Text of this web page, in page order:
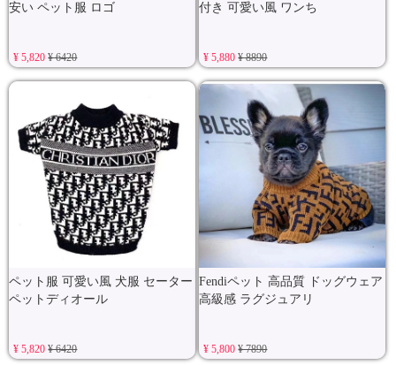
安い ペット服 ロゴ
¥ 5,820¥ 6420
付き 可愛い風 ワンち
¥ 5,880¥ 8890
ペット服 可愛い風 犬服 セーター
ペットディオール
¥ 5,820¥ 6420
Fendiペット 高品質 ドッグウェア
高級感 ラグジュアリ
¥ 5,800¥ 7890